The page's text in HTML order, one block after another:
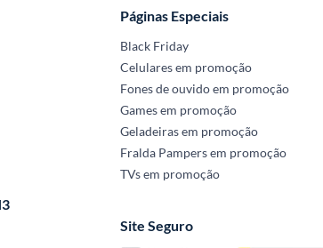
Páginas Especiais
Black Friday
Celulares em promoção
Fones de ouvido em promoção
Games em promoção
Geladeiras em promoção
Fralda Pampers em promoção
TVs em promoção
Site Seguro